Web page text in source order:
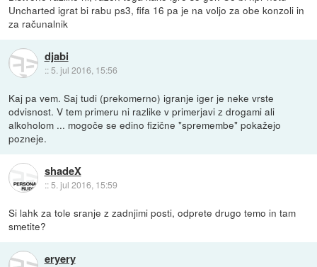
Uncharted igrat bi rabu ps3, fifa 16 pa je na voljo za obe konzoli in
za računalnik
djabi
:: 5. jul 2016, 15:56
Kaj pa vem. Saj tudi (prekomerno) igranje iger je neke vrste
odvisnost. V tem primeru ni razlike v primerjavi z drogami ali
alkoholom ... mogoče se edino fizične "spremembe" pokažejo
pozneje.
shadeX
::5. jul 2016, 15:59
Si lahk za tole sranje z zadnjimi posti, odprete drugo temo in tam
smetite?
eryery